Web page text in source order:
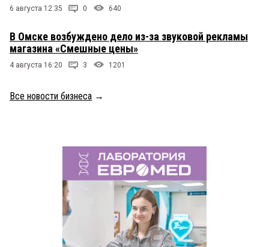
6 августа 12:35 0 640
В Омске возбуждено дело из-за звуковой рекламы
магазина «Смешные цены»
4 августа 16:20 3 1201
Все новости бизнеса →